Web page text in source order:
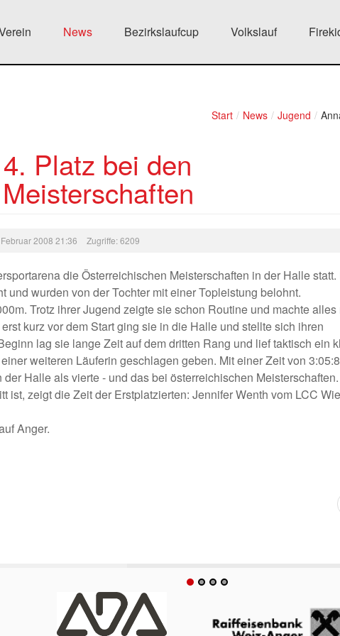
News Bezirkslaufcup Volkslauf
Start / News / Jugend /
Platz bei den
2008 21:36 Zugriffe: 6209
die Österreichischen Meisterschaften in der Halle
wurden von der Tochter mit einer Topleistung belohnt.
Trotz ihrer Jugend zeigte sie schon Routine und machte alles
kurz vor dem Start ging sie in die Halle und stellte sich ihren
lag sie lange Zeit auf dem dritten Rang und lief taktisch ein
weiteren Läuferin geschlagen geben. Mit einer Zeit von
Halle als vierte - und das bei österreichischen
ist, zeigt die Zeit der Erstplatzierten: Jennifer Wenth vom LCC
Anger.